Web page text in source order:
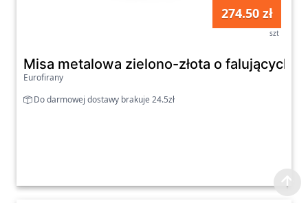
274.50 zł
szt
Misa metalowa zielono-złota o falujących
Eurofirany
Do darmowej dostawy brakuje 24.5zł